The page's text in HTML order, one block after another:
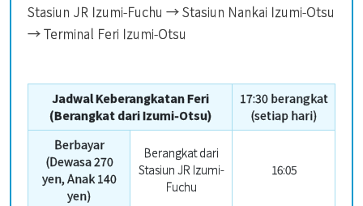
Stasiun JR Izumi-Fuchu → Stasiun Nankai Izumi-Otsu
→ Terminal Feri Izumi-Otsu
Jadwal Keberangkatan Feri
(Berangkat dari Izumi-Otsu)
17:30 berangkat
(setiap hari)
Berbayar
(Dewasa 270
yen, Anak 140
yen)
Berangkat dari
Stasiun JR Izumi-
Fuchu
16:05